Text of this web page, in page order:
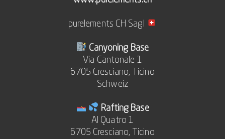
purelements CH Sagl
Canyoning Base
Via Cantonale 1
6705 Cresciano, Ticino
Schweiz
Rafting Base
Al Quatro 1
6705 Cresciano, Ticino